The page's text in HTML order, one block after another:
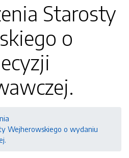
Starosty
o
Wejherowskiego o wydaniu